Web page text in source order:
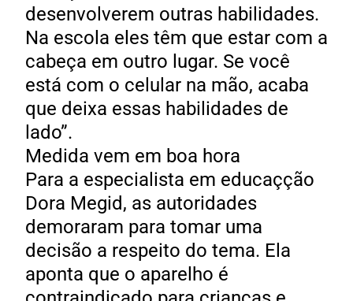
desenvolverem outras habilidades.
Na escola eles têm que estar com a
cabeça em outro lugar. Se você
está com o celular na mão, acaba
que deixa essas habilidades de
lado”.
Medida vem em boa hora
Para a especialista em educaçção
Dora Megid, as autoridades
demoraram para tomar uma
decisão a respeito do tema. Ela
aponta que o aparelho é